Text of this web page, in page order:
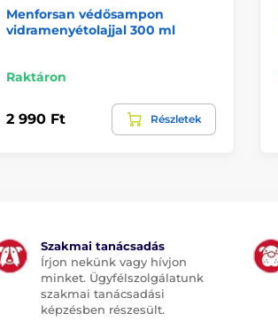
Menforsan védősampon
vidramenyétolajjal 300 ml
Raktáron
2 990 Ft Részletek
Szakmai tanácsadás
Írjon nekünk vagy hívjon
minket. Ügyfélszolgálatunk
szakmai tanácsadási
képzésben részesült.